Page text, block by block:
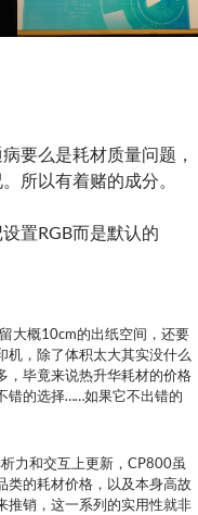
要么是耗材质量问题，
所以有着赌的成分。
置RGB而是默认的
大概10cm的出纸空间，还要
机，除了体积太大其实没什么
，毕竟来说热升华耗材的价格
错的选择……如果它不出错的
力和交互上更新，CP800虽
类的耗材价格，以及本身高故
推销，这一系列的实用性就非